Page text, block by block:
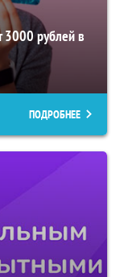
3000 рублей в
ПОДРОБНЕЕ